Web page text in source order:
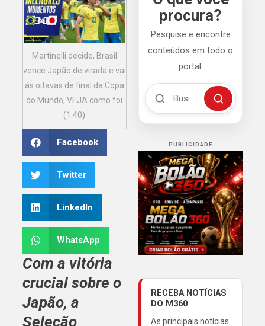
Martinelli decide, Brasil
vence Japão de virada e vai
às oitavas de final da Copa
do Mundo; VEJA como foi
(1:40)
Facebook
Twitter
LinkedIn
WhatsApp
Com a vitória
crucial sobre o
Japão, a
Seleção
procura?
Pesquise e encontre
conteúdos em todo o
portal.
Buscar no Mengão 360
Buscar
PUBLICIDADE
RECEBA NOTÍCIAS
DO M360
As principais notícias